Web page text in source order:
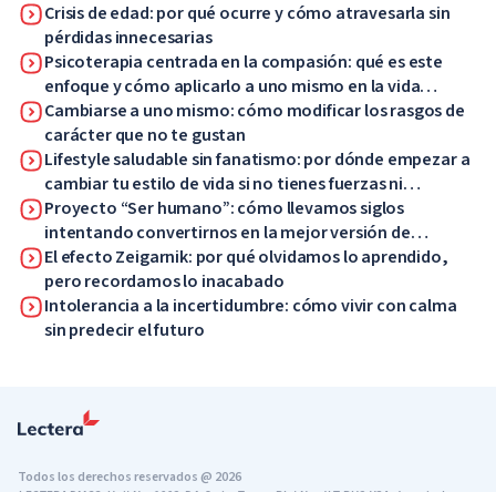
Crisis de edad: por qué ocurre y cómo atravesarla sin
pérdidas innecesarias
Psicoterapia centrada en la compasión: qué es este
enfoque y cómo aplicarlo a uno mismo en la vida
cotidiana
Cambiarse a uno mismo: cómo modificar los rasgos de
carácter que no te gustan
Lifestyle saludable sin fanatismo: por dónde empezar a
cambiar tu estilo de vida si no tienes fuerzas ni
motivación
Proyecto “Ser humano”: cómo llevamos siglos
intentando convertirnos en la mejor versión de
nosotros mismos
El efecto Zeigarnik: por qué olvidamos lo aprendido,
pero recordamos lo inacabado
Intolerancia a la incertidumbre: cómo vivir con calma
sin predecir el futuro
Todos los derechos reservados @ 2026